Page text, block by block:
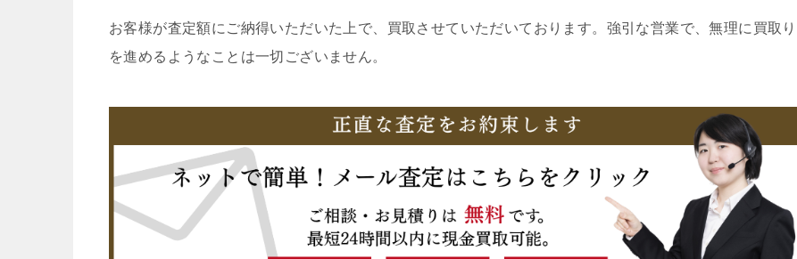
お客様が査定額にご納得いただいた上で、買取させていただいております。強引な営業で、無理に買取り
を進めるようなことは一切ございません。